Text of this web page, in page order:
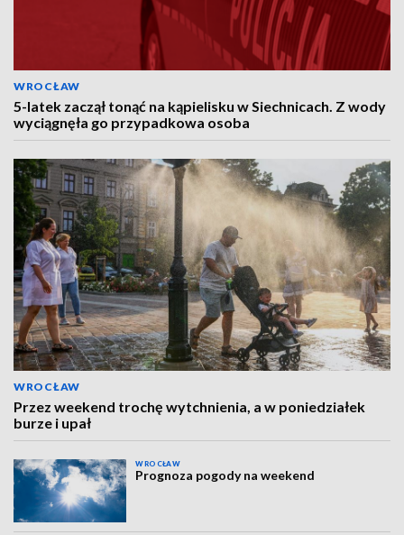
WROCŁAW
5-latek zaczął tonąć na kąpielisku w Siechnicach. Z wody
wyciągnęła go przypadkowa osoba
WROCŁAW
Przez weekend trochę wytchnienia, a w poniedziałek
burze i upał
WROCŁAW
Prognoza pogody na weekend